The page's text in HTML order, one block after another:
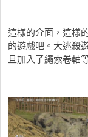
這樣的介面，這樣
的遊戲吧。大逃殺
且加入了繩索卷軸